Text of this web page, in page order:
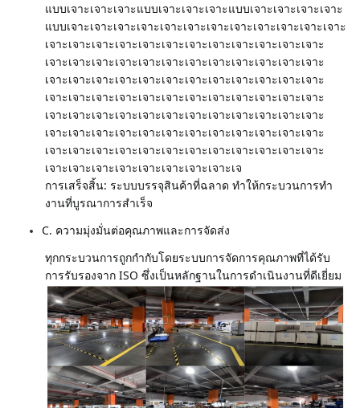
แบบเจาะเจาะเจาะแบบเจาะเจาะเจาะแบบเจาะเจาะเจาะเจาะ
แบบเจาะเจาะเจาะเจาะเจาะเจาะเจาะเจาะเจาะเจาะเจาะเจาะ
เจาะเจาะเจาะเจาะเจาะเจาะเจาะเจาะเจาะเจาะเจาะเจาะ
เจาะเจาะเจาะเจาะเจาะเจาะเจาะเจาะเจาะเจาะเจาะเจาะ
เจาะเจาะเจาะเจาะเจาะเจาะเจาะเจาะเจาะเจาะเจาะเจาะ
เจาะเจาะเจาะเจาะเจาะเจาะเจาะเจาะเจาะเจาะเจาะเจาะ
เจาะเจาะเจาะเจาะเจาะเจาะเจาะเจาะเจาะเจาะเจาะเจาะ
เจาะเจาะเจาะเจาะเจาะเจาะเจาะเจาะเจาะเจาะเจาะเจาะ
เจาะเจาะเจาะเจาะเจาะเจาะเจาะเจาะเจาะเจาะเจาะเจาะ
เจาะเจาะเจาะเจาะเจาะเจาะเจาะเจาะเจ
การเสร็จสิ้น: ระบบบรรจุสินค้าที่ฉลาด ทําให้กระบวนการทํา
งานที่บูรณาการสําเร็จ
C. ความมุ่งมั่นต่อคุณภาพและการจัดส่ง
ทุกกระบวนการถูกกํากับโดยระบบการจัดการคุณภาพที่ได้รับ
การรับรองจาก ISO ซึ่งเป็นหลักฐานในการดําเนินงานที่ดีเยี่ยม